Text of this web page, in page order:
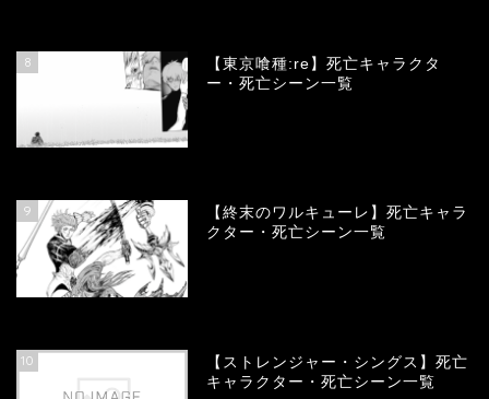
8
【東京喰種:re】死亡キャラクタ
ー・死亡シーン一覧
9
【終末のワルキューレ】死亡キャラ
クター・死亡シーン一覧
10
【ストレンジャー・シングス】死亡
キャラクター・死亡シーン一覧